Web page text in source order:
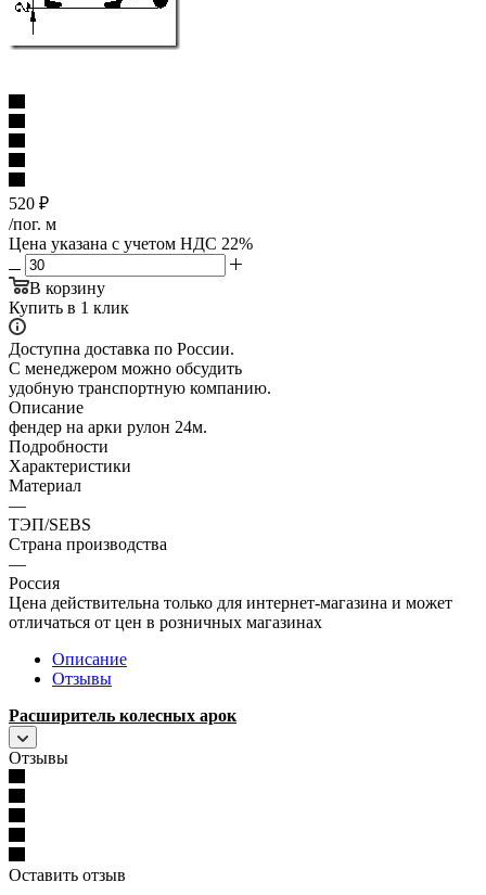
520 ₽
/пог. м
Цена указана с учетом НДС 22%
В корзину
Купить в 1 клик
Доступна доставка по России.
С менеджером можно обсудить
удобную транспортную компанию.
Описание
фендер на арки рулон 24м.
Подробности
Характеристики
Материал
—
ТЭП/SEBS
Страна производства
—
Россия
Цена действительна только для интернет-магазина и может
отличаться от цен в розничных магазинах
Описание
Отзывы
Расширитель колесных арок
Отзывы
Оставить отзыв